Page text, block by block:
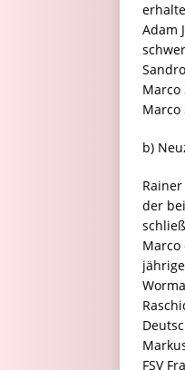
Adam
b)
der
Marco
FSV